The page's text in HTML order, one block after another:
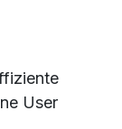
User